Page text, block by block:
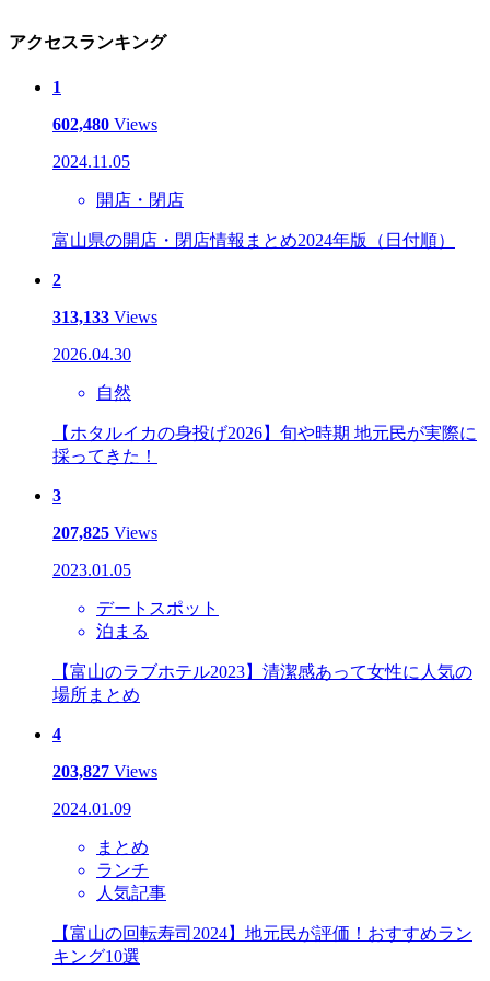
アクセスランキング
1
602,480 Views
2024.11.05
開店・閉店
富山県の開店・閉店情報まとめ2024年版（日付順）
2
313,133 Views
2026.04.30
自然
【ホタルイカの身投げ2026】旬や時期 地元民が実際に
採ってきた！
3
207,825 Views
2023.01.05
デートスポット
泊まる
【富山のラブホテル2023】清潔感あって女性に人気の
場所まとめ
4
203,827 Views
2024.01.09
まとめ
ランチ
人気記事
【富山の回転寿司2024】地元民が評価！おすすめラン
キング10選